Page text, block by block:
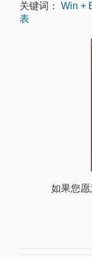
关键词： Win +
表
如果您